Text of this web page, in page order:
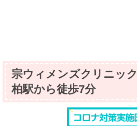
宗ウィメンズクリニック
柏駅から徒歩7分